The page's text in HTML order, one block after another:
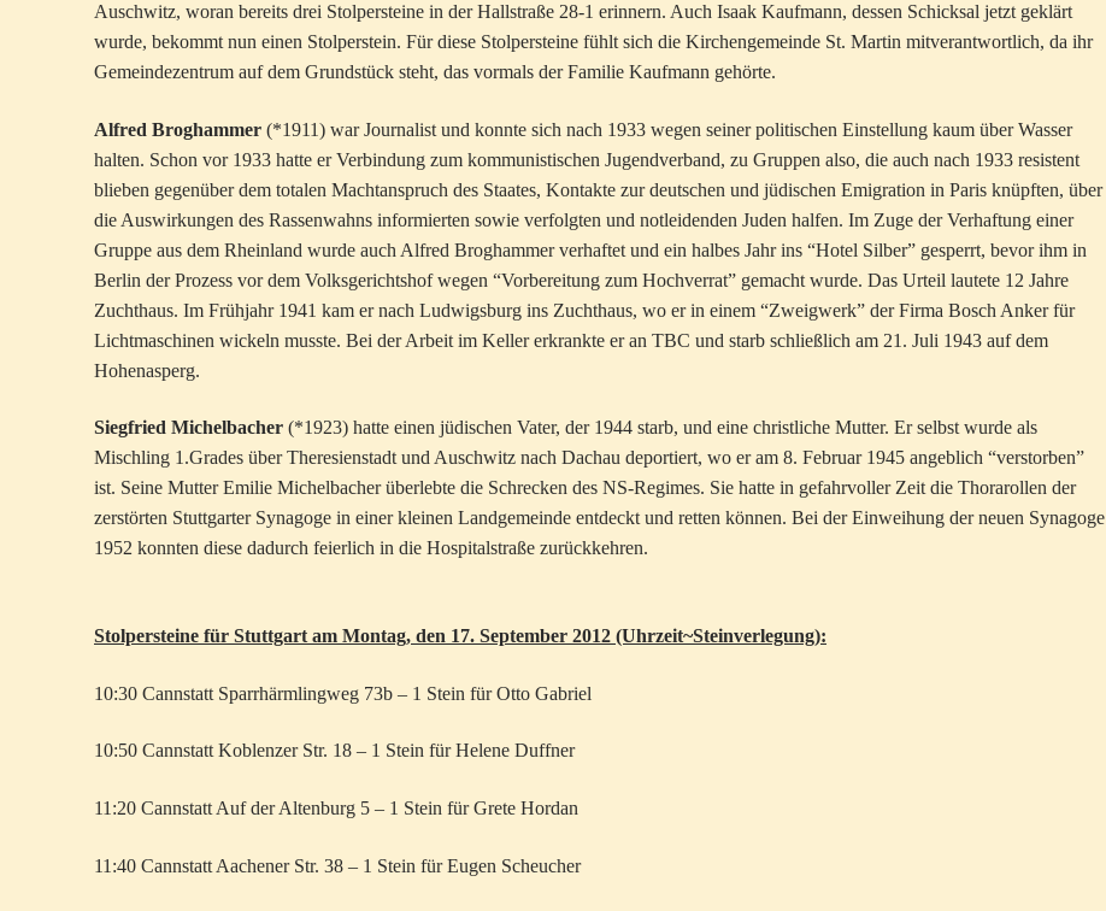
Auschwitz, woran bereits drei Stolpersteine in der Hallstraße 28-1 erinnern. Auch Isaak Kaufmann, dessen Schicksal jetzt geklärt
wurde, bekommt nun einen Stolperstein. Für diese Stolpersteine fühlt sich die Kirchengemeinde St. Martin mitverantwortlich, da ihr
Gemeindezentrum auf dem Grundstück steht, das vormals der Familie Kaufmann gehörte.
Alfred Broghammer (*1911) war Journalist und konnte sich nach 1933 wegen seiner politischen Einstellung kaum über Wasser
halten. Schon vor 1933 hatte er Verbindung zum kommunistischen Jugendverband, zu Gruppen also, die auch nach 1933 resistent
blieben gegenüber dem totalen Machtanspruch des Staates, Kontakte zur deutschen und jüdischen Emigration in Paris knüpften, über
die Auswirkungen des Rassenwahns informierten sowie verfolgten und notleidenden Juden halfen. Im Zuge der Verhaftung einer
Gruppe aus dem Rheinland wurde auch Alfred Broghammer verhaftet und ein halbes Jahr ins “Hotel Silber” gesperrt, bevor ihm in
Berlin der Prozess vor dem Volksgerichtshof wegen “Vorbereitung zum Hochverrat” gemacht wurde. Das Urteil lautete 12 Jahre
Zuchthaus. Im Frühjahr 1941 kam er nach Ludwigsburg ins Zuchthaus, wo er in einem “Zweigwerk” der Firma Bosch Anker für
Lichtmaschinen wickeln musste. Bei der Arbeit im Keller erkrankte er an TBC und starb schließlich am 21. Juli 1943 auf dem
Hohenasperg.
Siegfried Michelbacher (*1923) hatte einen jüdischen Vater, der 1944 starb, und eine christliche Mutter. Er selbst wurde als
Mischling 1.Grades über Theresienstadt und Auschwitz nach Dachau deportiert, wo er am 8. Februar 1945 angeblich “verstorben”
ist. Seine Mutter Emilie Michelbacher überlebte die Schrecken des NS-Regimes. Sie hatte in gefahrvoller Zeit die Thorarollen der
zerstörten Stuttgarter Synagoge in einer kleinen Landgemeinde entdeckt und retten können. Bei der Einweihung der neuen Synagoge
1952 konnten diese dadurch feierlich in die Hospitalstraße zurückkehren.
Stolpersteine für Stuttgart am Montag, den 17. September 2012 (Uhrzeit~Steinverlegung):
10:30 Cannstatt Sparrhärmlingweg 73b – 1 Stein für Otto Gabriel
10:50 Cannstatt Koblenzer Str. 18 – 1 Stein für Helene Duffner
11:20 Cannstatt Auf der Altenburg 5 – 1 Stein für Grete Hordan
11:40 Cannstatt Aachener Str. 38 – 1 Stein für Eugen Scheucher